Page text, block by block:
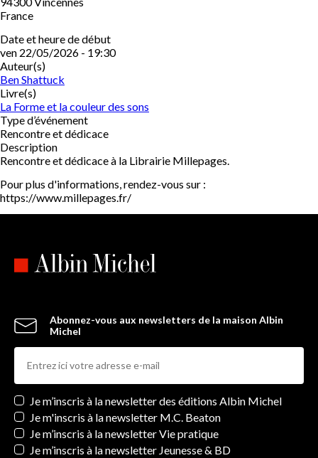
France
Date et heure de début
ven 22/05/2026 - 19:30
Auteur(s)
Ben Shattuck
Livre(s)
La Forme et la couleur des sons
Type d’événement
Rencontre et dédicace
Description
Rencontre et dédicace à la Librairie Millepages.
Pour plus d'informations, rendez-vous sur :
https://www.millepages.fr/
Abonnez-vous aux newsletters de la maison Albin
Michel
Newsletters
Je m’inscris à la newsletter des éditions Albin Michel
Je m'inscris à la newsletter M.C. Beaton
Je m’inscris à la newsletter Vie pratique
Je m’inscris à la newsletter Jeunesse & BD